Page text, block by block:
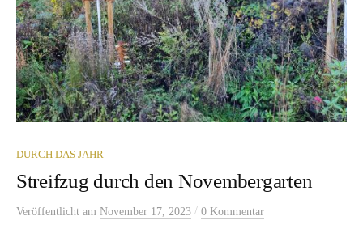
DURCH DAS JAHR
Streifzug durch den Novembergarten
Veröffentlicht am November 17, 2023 / 0 Kommentar